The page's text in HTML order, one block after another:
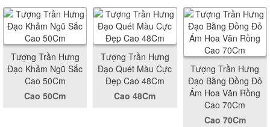
Tượng Trần Hưng
Đạo Khảm Ngũ Sắc
Cao 50Cm
Cao 50Cm
Tượng Trần Hưng
Đạo Quét Màu Cực
Đẹp Cao 48Cm
Cao 48Cm
Tượng Trần Hưng
Đạo Bằng Đồng Đỏ
Ám Hoa Văn Rồng
Cao 70Cm
Cao 70Cm